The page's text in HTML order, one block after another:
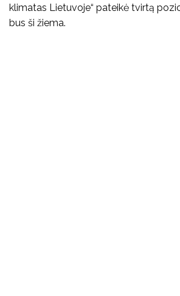
klimatas Lietuvoje“ pateikė tvirtą
bus ši žiema.